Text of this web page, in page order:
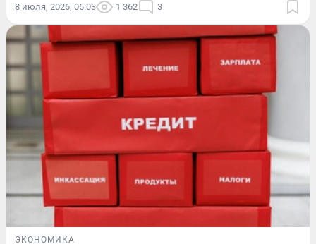
8 июля, 2026, 06:03 1 362 3
ЭКОНОМИКА